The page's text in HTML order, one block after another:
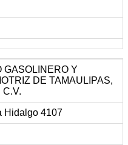
GASOLINERO Y
DE TAMAULIPAS,
C.V.
Hidalgo 4107